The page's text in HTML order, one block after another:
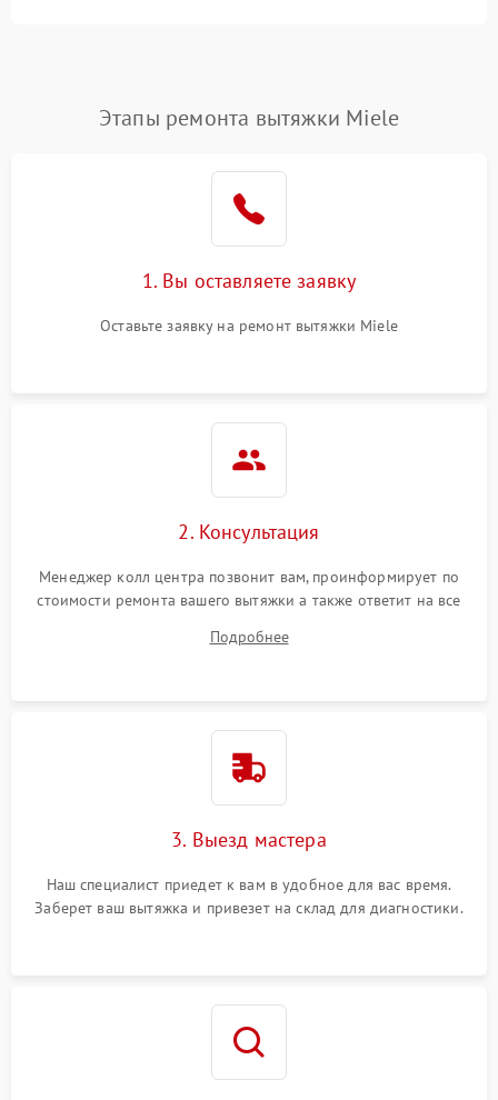
Этапы ремонта вытяжки Miele
1. Вы оставляете заявку
Оставьте заявку на ремонт вытяжки Miele
2. Консультация
Менеджер колл центра позвонит вам, проинформирует по
стоимости ремонта вашего вытяжки а также ответит на все
Подробнее
3. Выезд мастера
Наш специалист приедет к вам в удобное для вас время.
Заберет ваш вытяжка и привезет на склад для диагностики.